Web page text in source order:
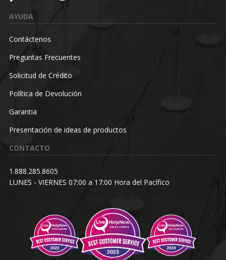
AYUDA
Contáctenos
Preguntas Frecuentes
Solicitud de Crédito
Política de Devolución
Garantia
Presentación de ideas de productos
CONTACTO
1.888.285.8605
LUNES - VIERNES 07:00 a 17:00 Hora del Pacífico